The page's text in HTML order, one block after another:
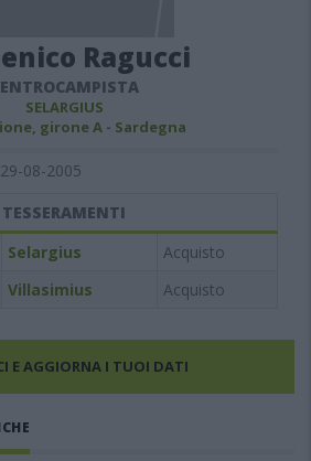
Ragucci
SELARGIUS
girone A - Sardegna
29-08-2005
TESSERAMENTI
Selargius
Acquisto
Villasimius Acquisto
E AGGIORNA I TUOI DATI